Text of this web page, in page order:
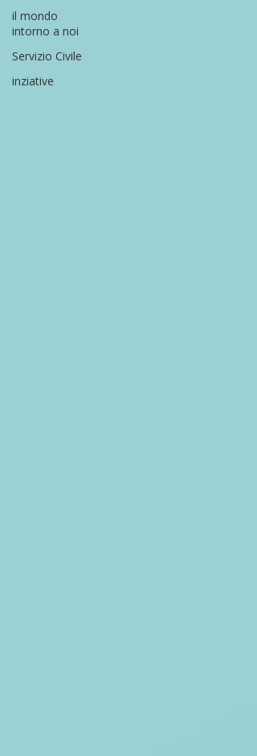
il mondo
intorno a noi
Servizio Civile
inziative